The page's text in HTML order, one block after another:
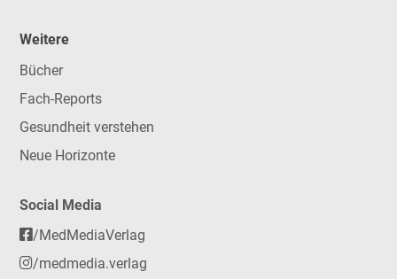
Weitere
Bücher
Fach-Reports
Gesundheit verstehen
Neue Horizonte
Social Media
/MedMediaVerlag
/medmedia.verlag